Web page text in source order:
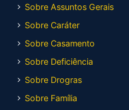
Sobre Assuntos Gerais
Sobre Caráter
Sobre Casamento
Sobre Deficiência
Sobre Drogras
Sobre Família